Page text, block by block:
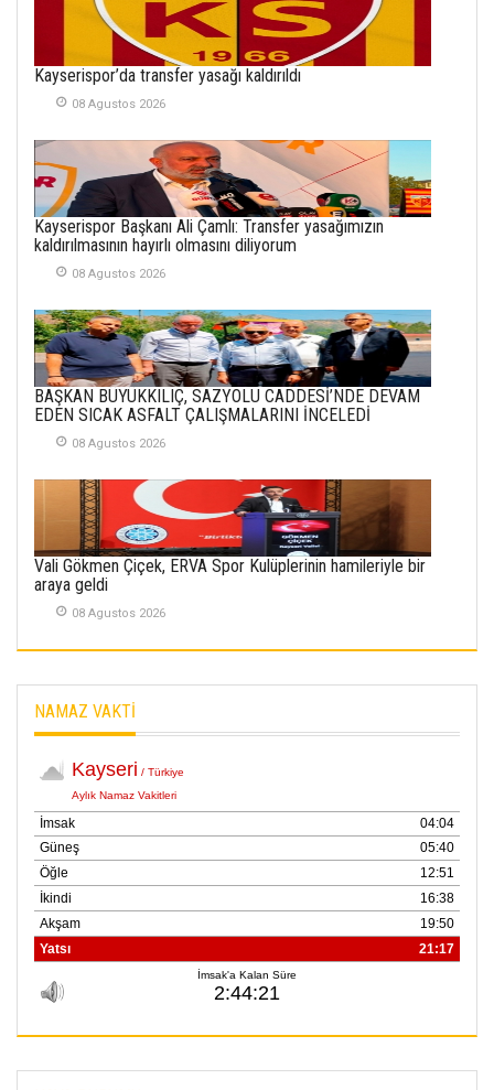
26 Subat 2026
METİN ERTEM
21 Haziran 2026
SEMRA ŞAHİN
KENDİNE UYANMAK
İlgi Alanlarımız ve Biz
02 Ekim 2025
SABAHATTİN
SÜRMEN
puana Ulaştı
01 Mayis 2026
Kayserispor’da transfer yasağı kaldırıldı
08 Agustos 2026
Kayserispor Başkanı Ali Çamlı: Transfer yasağımızın
kaldırılmasının hayırlı olmasını diliyorum
08 Agustos 2026
BAŞKAN BÜYÜKKILIÇ, SAZYOLU CADDESİ’NDE DEVAM
EDEN SICAK ASFALT ÇALIŞMALARINI İNCELEDİ
08 Agustos 2026
Vali Gökmen Çiçek, ERVA Spor Kulüplerinin hamileriyle bir
araya geldi
08 Agustos 2026
NAMAZ VAKTİ